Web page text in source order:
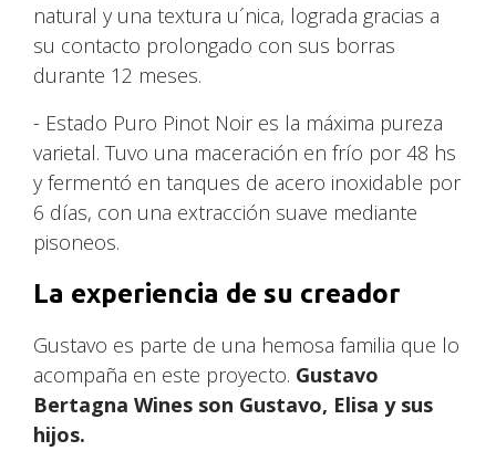
natural y una textura u´nica, lograda gracias a
su contacto prolongado con sus borras
durante 12 meses.
- Estado Puro Pinot Noir es la máxima pureza
varietal. Tuvo una maceración en frío por 48 hs
y fermentó en tanques de acero inoxidable por
6 días, con una extracción suave mediante
pisoneos.
La experiencia de su creador
Gustavo es parte de una hemosa familia que lo
acompaña en este proyecto. Gustavo
Bertagna Wines son Gustavo, Elisa y sus
hijos.